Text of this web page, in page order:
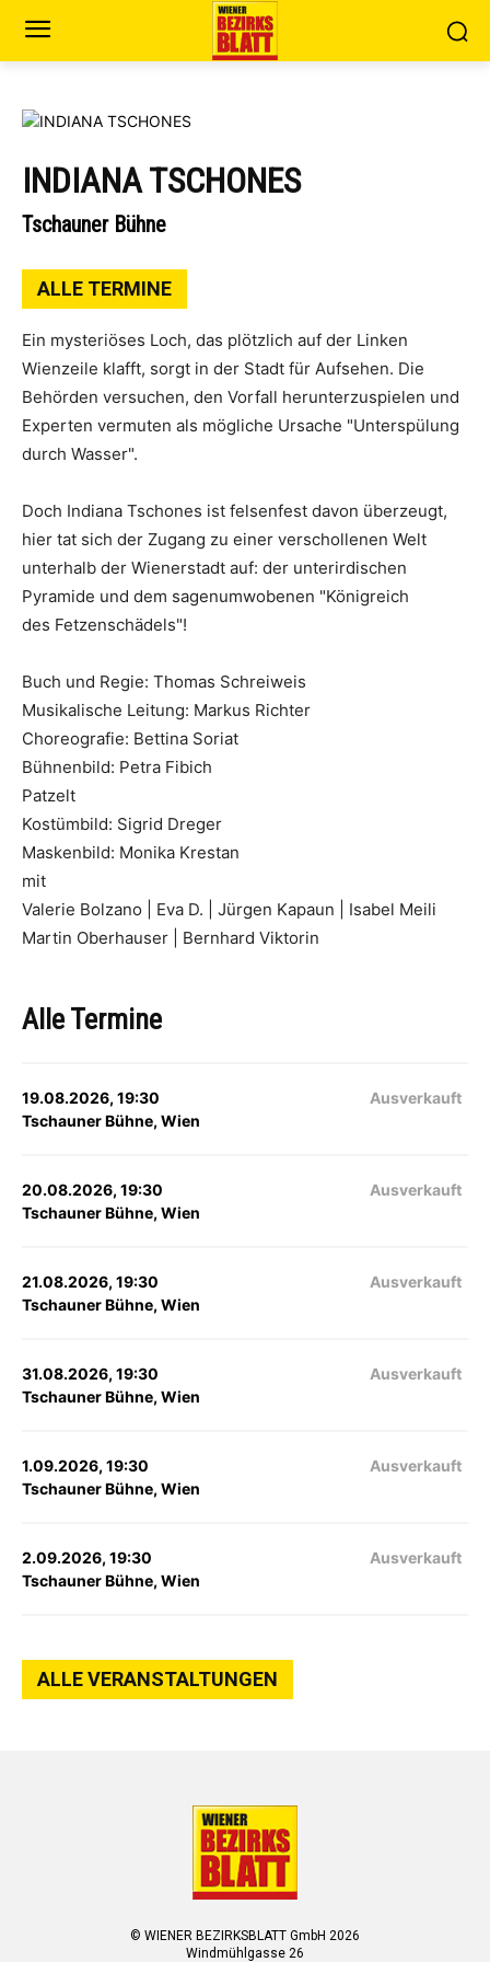
INDIANA TSCHONES
Tschauner Bühne
ALLE TERMINE
Ein mysteriöses Loch, das plötzlich auf der Linken
Wienzeile klafft, sorgt in der Stadt für Aufsehen. Die
Behörden versuchen, den Vorfall herunterzuspielen und
Experten vermuten als mögliche Ursache "Unterspülung
durch Wasser".
Doch Indiana Tschones ist felsenfest davon überzeugt,
hier tat sich der Zugang zu einer verschollenen Welt
unterhalb der Wienerstadt auf: der unterirdischen
Pyramide und dem sagenumwobenen "Königreich
des Fetzenschädels"!
Buch und Regie: Thomas Schreiweis
Musikalische Leitung: Markus Richter
Choreografie: Bettina Soriat
Bühnenbild: Petra Fibich
Patzelt
Kostümbild: Sigrid Dreger
Maskenbild: Monika Krestan
mit
Valerie Bolzano | Eva D. | Jürgen Kapaun | Isabel Meili
Martin Oberhauser | Bernhard Viktorin
Alle Termine
19.08.2026, 19:30
Tschauner Bühne, Wien
Ausverkauft
20.08.2026, 19:30
Tschauner Bühne, Wien
Ausverkauft
21.08.2026, 19:30
Tschauner Bühne, Wien
Ausverkauft
31.08.2026, 19:30
Tschauner Bühne, Wien
Ausverkauft
1.09.2026, 19:30
Tschauner Bühne, Wien
Ausverkauft
2.09.2026, 19:30
Tschauner Bühne, Wien
Ausverkauft
ALLE VERANSTALTUNGEN
© WIENER BEZIRKSBLATT GmbH 2026
Windmühlgasse 26